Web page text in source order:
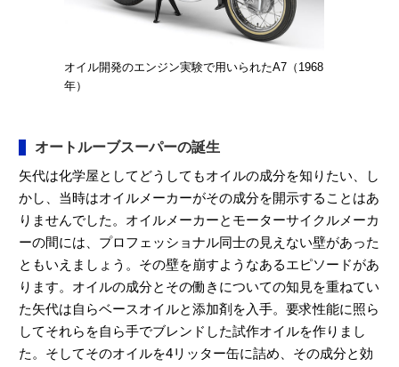
オイル開発のエンジン実験で用いられたA7（1968
年）
オートルーブスーパーの誕生
矢代は化学屋としてどうしてもオイルの成分を知りたい、し
かし、当時はオイルメーカーがその成分を開示することはあ
りませんでした。オイルメーカーとモーターサイクルメーカ
ーの間には、プロフェッショナル同士の見えない壁があった
ともいえましょう。その壁を崩すようなあるエピソードがあ
ります。オイルの成分とその働きについての知見を重ねてい
た矢代は自らベースオイルと添加剤を入手。要求性能に照ら
してそれらを自ら手でブレンドした試作オイルを作りまし
た。そしてそのオイルを4リッター缶に詰め、その成分と効